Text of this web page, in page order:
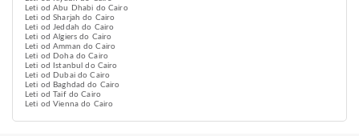
Leti od Abu Dhabi do Cairo
Leti od Sharjah do Cairo
Leti od Jeddah do Cairo
Leti od Algiers do Cairo
Leti od Amman do Cairo
Leti od Doha do Cairo
Leti od Istanbul do Cairo
Leti od Dubai do Cairo
Leti od Baghdad do Cairo
Leti od Taif do Cairo
Leti od Vienna do Cairo